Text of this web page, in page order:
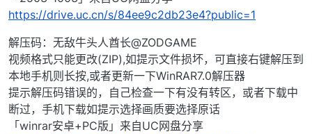
https://drive.uc.cn/s/84ee9c2db23e4?public=1
解压码：无敌牛头人酋长@ZODGAME
视频格式只能更改(ZIP),如提示文件损坏，可直接右键解压到
本地手机则长按,或者更新一下WinRAR7.0解压器
提示解压码错误的，自己检查一下有没有转区，或者下载中
断过，手机下载如提示选择画质要选择原话
「winrar安卓+PC版」来自UC网盘分享